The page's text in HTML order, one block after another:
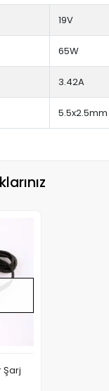
19V
65W
3.42A
5.5x2.5mm
Şarj